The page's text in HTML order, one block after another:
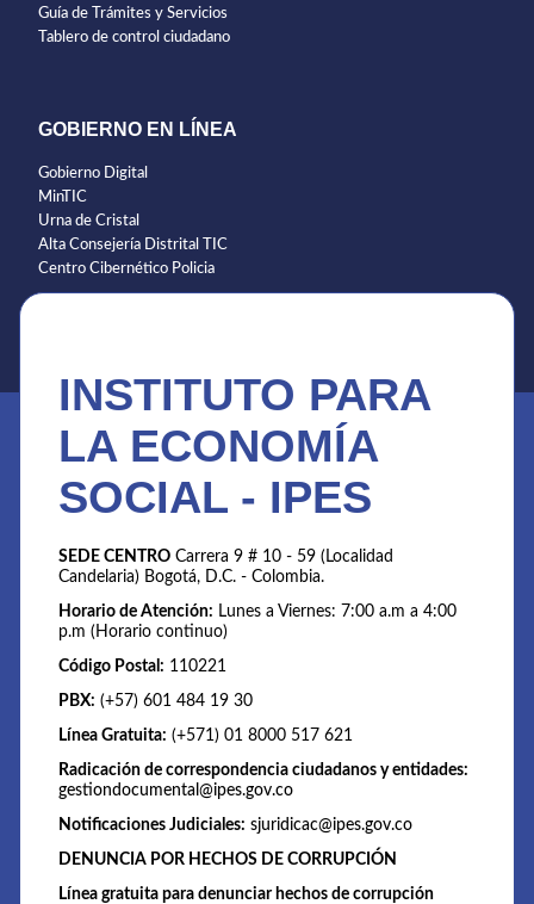
Guía de Trámites y Servicios
Tablero de control ciudadano
GOBIERNO EN LÍNEA
Gobierno Digital
MinTIC
Urna de Cristal
Alta Consejería Distrital TIC
Centro Cibernético Policia
INSTITUTO PARA
LA ECONOMÍA
SOCIAL - IPES
SEDE CENTRO Carrera 9 # 10 - 59 (Localidad
Candelaria) Bogotá, D.C. - Colombia.
Horario de Atención: Lunes a Viernes: 7:00 a.m a 4:00
p.m (Horario continuo)
Código Postal: 110221
PBX: (+57) 601 484 19 30
Línea Gratuita: (+571) 01 8000 517 621
Radicación de correspondencia ciudadanos y entidades:
gestiondocumental@ipes.gov.co
Notificaciones Judiciales: sjuridicac@ipes.gov.co
DENUNCIA POR HECHOS DE CORRUPCIÓN
Línea gratuita para denunciar hechos de corrupción